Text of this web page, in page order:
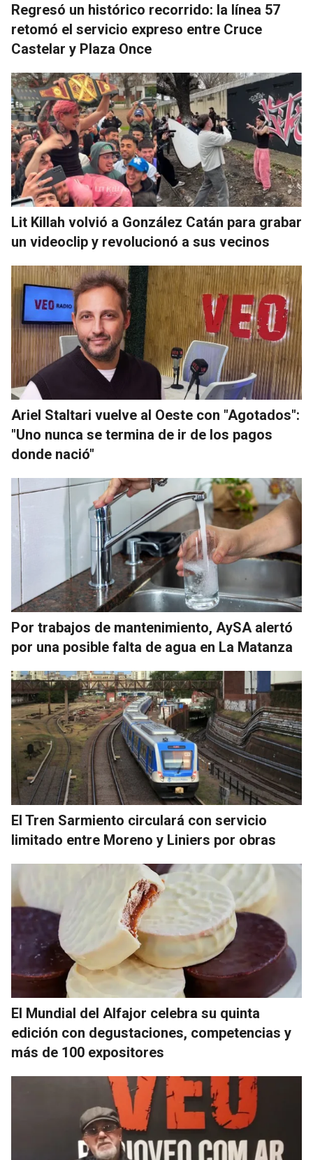
Regresó un histórico recorrido: la línea 57
retomó el servicio expreso entre Cruce
Castelar y Plaza Once
Lit Killah volvió a González Catán para grabar
un videoclip y revolucionó a sus vecinos
Ariel Staltari vuelve al Oeste con "Agotados":
"Uno nunca se termina de ir de los pagos
donde nació"
Por trabajos de mantenimiento, AySA alertó
por una posible falta de agua en La Matanza
El Tren Sarmiento circulará con servicio
limitado entre Moreno y Liniers por obras
El Mundial del Alfajor celebra su quinta
edición con degustaciones, competencias y
más de 100 expositores